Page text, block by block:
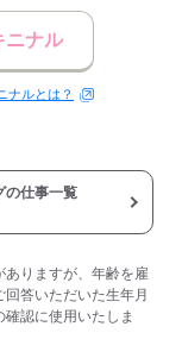
ニナル
ナルとは？
の仕事一覧
ありますが、年齢を雇
答いただいた生年月
認に使用いたしま